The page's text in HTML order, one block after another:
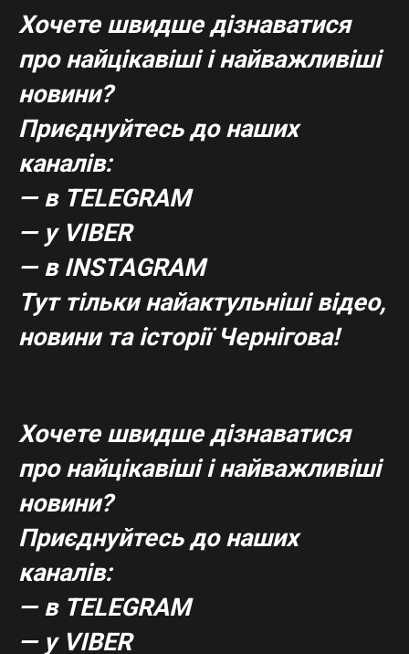
Хочете швидше дізнаватися
про найцікавіші і найважливіші
новини?
Приєднуйтесь до наших
каналів:
— в TELEGRAM
— у VIBER
— в INSTAGRAM
Тут тільки найактульніші відео,
новини та історії Чернігова!
Хочете швидше дізнаватися
про найцікавіші і найважливіші
новини?
Приєднуйтесь до наших
каналів:
— в TELEGRAM
— у VIBER